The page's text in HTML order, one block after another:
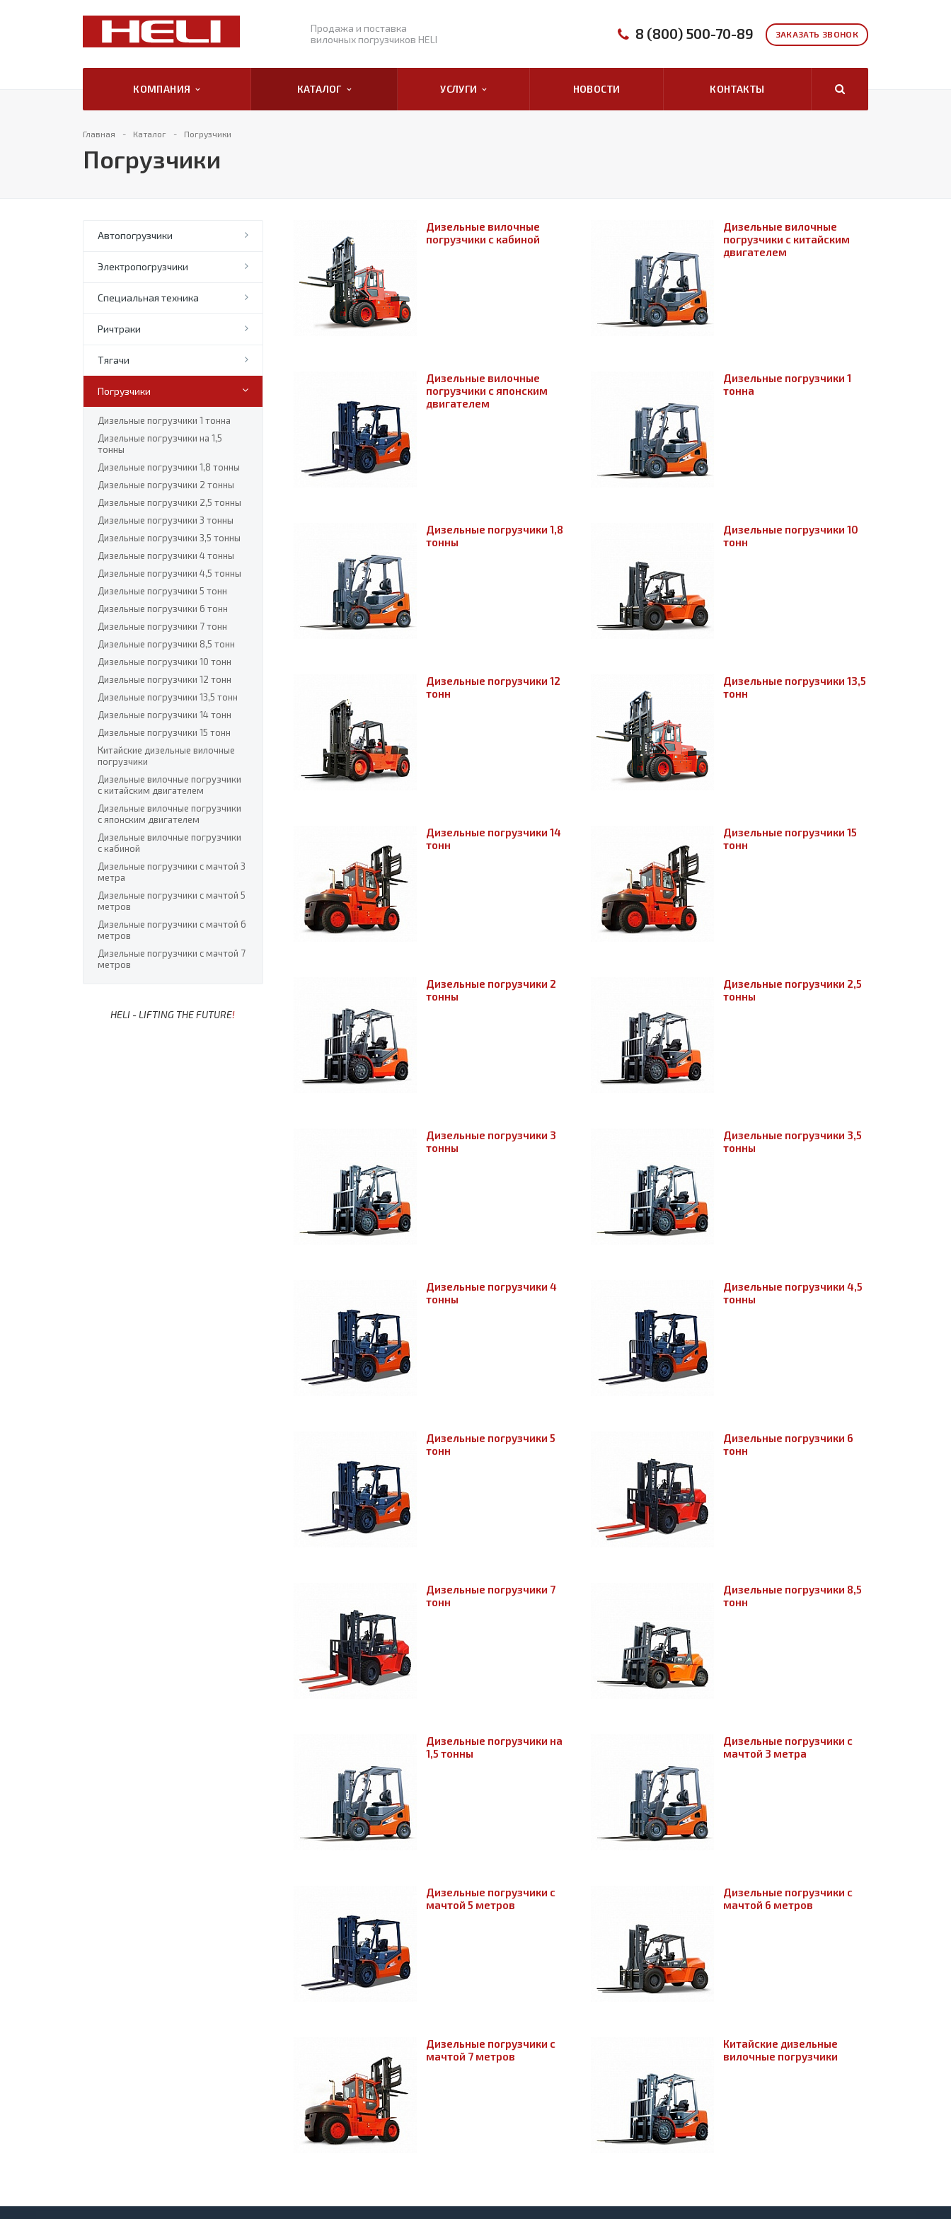
Продажа и поставка
вилочных погрузчиков HELI
ЗАКАЗАТЬ ЗВОНОК
8 (800) 500-70-89
КОМПАНИЯ КАТАЛОГ УСЛУГИ НОВОСТИ КОНТАКТЫ
Главная Каталог Погрузчики
Погрузчики
Автопогрузчики
Электропогрузчики
Специальная техника
Ричтраки
Тягачи
Погрузчики
Дизельные погрузчики 1 тонна
Дизельные погрузчики на 1,5
тонны
Дизельные погрузчики 1,8 тонны
Дизельные погрузчики 2 тонны
Дизельные погрузчики 2,5 тонны
Дизельные погрузчики 3 тонны
Дизельные погрузчики 3,5 тонны
Дизельные погрузчики 4 тонны
Дизельные погрузчики 4,5 тонны
Дизельные погрузчики 5 тонн
Дизельные погрузчики 6 тонн
Дизельные погрузчики 7 тонн
Дизельные погрузчики 8,5 тонн
Дизельные погрузчики 10 тонн
Дизельные погрузчики 12 тонн
Дизельные погрузчики 13,5 тонн
Дизельные погрузчики 14 тонн
Дизельные погрузчики 15 тонн
Китайские дизельные вилочные
погрузчики
Дизельные вилочные погрузчики
с китайским двигателем
Дизельные вилочные погрузчики
с японским двигателем
Дизельные вилочные погрузчики
с кабиной
Дизельные погрузчики с мачтой 3
метра
Дизельные погрузчики с мачтой 5
метров
Дизельные погрузчики с мачтой 6
метров
Дизельные погрузчики с мачтой 7
метров
HELI - LIFTING THE FUTURE!
Дизельные вилочные
погрузчики с кабиной
Дизельные вилочные
погрузчики с китайским
двигателем
Дизельные вилочные
погрузчики с японским
двигателем
Дизельные погрузчики 1
тонна
Дизельные погрузчики 1,8
тонны
Дизельные погрузчики 10
тонн
Дизельные погрузчики 12
тонн
Дизельные погрузчики 13,5
тонн
Дизельные погрузчики 14
тонн
Дизельные погрузчики 15
тонн
Дизельные погрузчики 2
тонны
Дизельные погрузчики 2,5
тонны
Дизельные погрузчики 3
тонны
Дизельные погрузчики 3,5
тонны
Дизельные погрузчики 4
тонны
Дизельные погрузчики 4,5
тонны
Дизельные погрузчики 5
тонн
Дизельные погрузчики 6
тонн
Дизельные погрузчики 7
тонн
Дизельные погрузчики 8,5
тонн
Дизельные погрузчики на
1,5 тонны
Дизельные погрузчики с
мачтой 3 метра
Дизельные погрузчики с
мачтой 5 метров
Дизельные погрузчики с
мачтой 6 метров
Дизельные погрузчики с
мачтой 7 метров
Китайские дизельные
вилочные погрузчики